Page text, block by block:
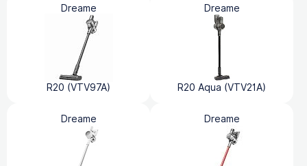
Dreame
R20 (VTV97A)
Dreame
R20 Aqua (VTV21A)
Dreame Dreame